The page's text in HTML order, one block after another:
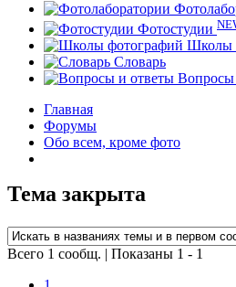
Фотостудии
Школы
Словарь
Вопросы
Главная
Форумы
Обо всем, кроме фото
Тема закрыта
Всего 1 сообщ. | Показаны 1 - 1